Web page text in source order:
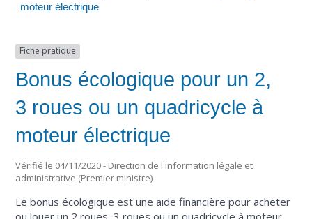
moteur électrique
Fiche pratique
Bonus écologique pour un 2,
3 roues ou un quadricycle à
moteur électrique
Vérifié le 04/11/2020 - Direction de l'information légale et
administrative (Premier ministre)
Le bonus écologique est une aide financière pour acheter